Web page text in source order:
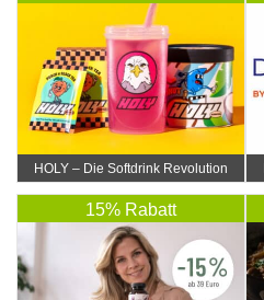
HOLY – Die Softdrink Revolution
15% Rabatt